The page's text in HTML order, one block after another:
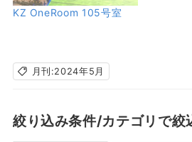
KZ OneRoom 105号室
月刊:2024年5月
絞り込み条件/カテゴリで絞